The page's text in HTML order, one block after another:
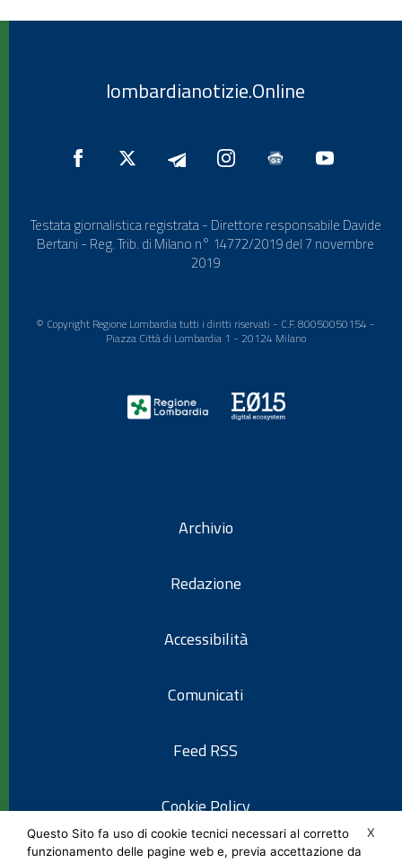
lombardianotizie.Online
Testata giornalistica registrata - Direttore responsabile Davide
Bertani - Reg. Trib. di Milano n° 14772/2019 del 7 novembre
2019
© Copyright Regione Lombardia tutti i diritti riservati - C.F. 80050050154 -
Piazza Città di Lombardia 1 - 20124 Milano
Archivio
Redazione
Accessibilità
Comunicati
Feed RSS
Cookie Policy
X
Questo Sito fa uso di cookie tecnici necessari al corretto
funzionamento delle pagine web e, previa accettazione da